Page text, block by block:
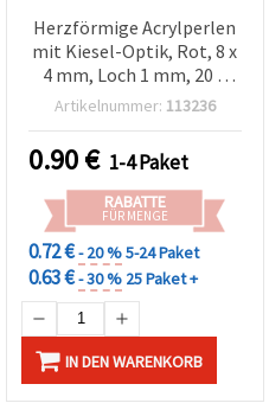
Herzförmige Acrylperlen
mit Kiesel-Optik, Rot, 8 x
4 mm, Loch 1 mm, 20 g
(±120 Stk) – für
Armbänder, Halsketten,
Deko und Kunstprojekte
Artikelnummer: 113236
0.90€ 1-4 Paket
RABATTE
FÜR MENGE
0.72 €- 20 %5-24 Paket
0.63 €- 30 % 25 Paket +
IN DEN WARENKORB